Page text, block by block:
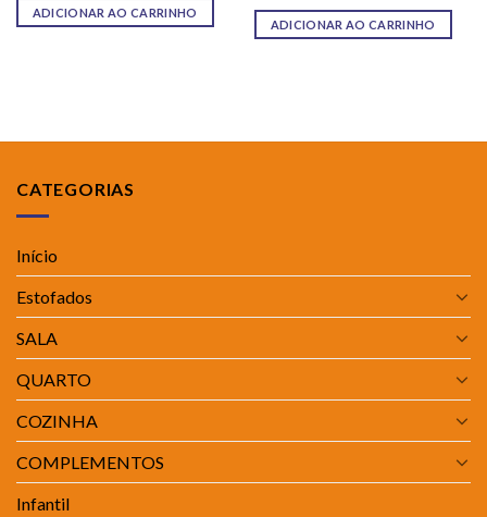
ADICIONAR AO CARRINHO
ADICIONAR AO CARRINHO
CATEGORIAS
Início
Estofados
SALA
QUARTO
COZINHA
COMPLEMENTOS
Infantil